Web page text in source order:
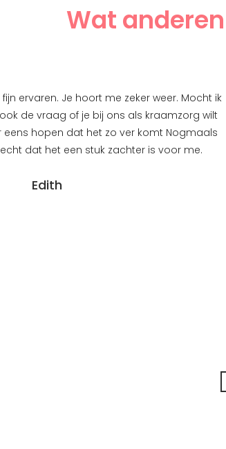
Wat
ervaren. Je hoort me zeker weer. Mocht ik
de vraag of je bij ons als kraamzorg wilt
hopen dat het zo ver komt Nogmaals
dat het een stuk zachter is voor me.
Edith